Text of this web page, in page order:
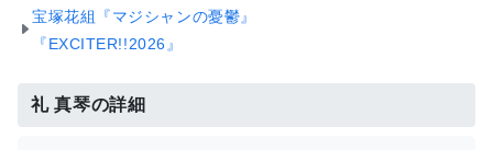
宝塚花組『マジシャンの憂鬱』
『EXCITER!!2026』
礼 真琴の詳細